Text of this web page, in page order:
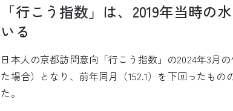
「行こう指数」は、2019年当時の
いる
日本人の京都訪問意向「行こう指数」の2024年3月の
た場合）となり、前年同月（152.1）を下回ったもの
た。